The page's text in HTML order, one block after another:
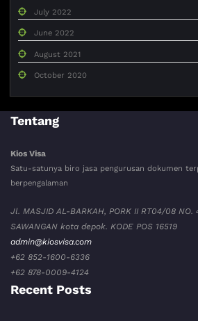
July 2022
June 2022
August 2021
October 2020
Tentang
Kios Visa
Satu-satunya biro jasa pengurusan dokumen
berpengalaman
Jl. MASJID AL-BARKAH, PORK II RT04/08 NO.
SAWANGAN kota depok. KODE POS 16519
admin@kiosvisa.com
+62 852-1600-6336
+62 878-0009-4124
Recent Posts